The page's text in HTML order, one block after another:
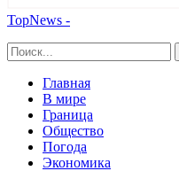
TopNews -
Главная
В мире
Граница
Общество
Погода
Экономика